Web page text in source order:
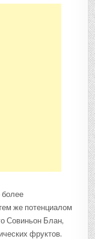
более
же потенциалом
Совиньон Блан,
фруктов.